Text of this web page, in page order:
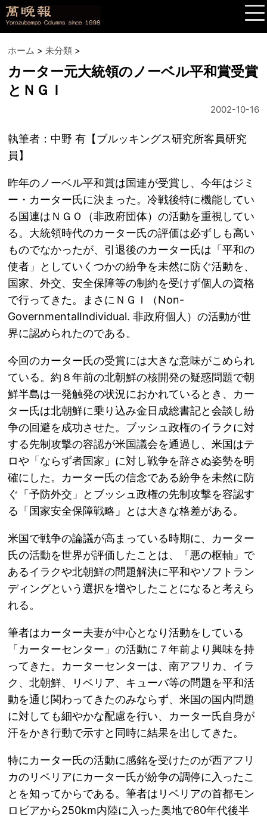
ホーム > 未分類 >
カーター元大統領のノーベル平和賞受賞
とＮＧＩ
2002-10-16
執筆者：中野 有【ブルッキングス研究所客員研究
員】
昨年のノーベル平和賞は国連が受賞し、今年はジミ
ー・カーター氏に決まった。冷戦後特に機能してい
る国連はＮＧＯ（非政府団体）の活動を重視してい
る。大統領時代のカーター氏の評価は必ずしも高い
ものでなかったが、引退後のカーター氏は「平和の
使者」としていくつかの紛争を未然に防ぐ活動を、
国家、外交、安全保障等の制約を受けず個人の資格
で行ってきた。まさにＮＧＩ（Non-
GovernmentalIndividual. 非政府個人）の活動が世
界に認められたのである。
今回のカーター氏の受賞には大きな意味がこめられ
ている。約８年前の北朝鮮の核開発の疑惑問題で朝
鮮半島は一発触発の状況におかれているとき、カー
ター氏は北朝鮮に乗り込み金日成総書記と会談し紛
争の回避を成功させた。ブッシュ政権のイラクに対
する先制攻撃の容認が米国議会を通過し、米国はテ
ロや「ならず者国家」に対し戦争を辞さぬ姿勢を明
確にした。カーター氏の信念である紛争を未然に防
ぐ「予防外交」とブッシュ政権の先制攻撃を容認す
る「国家安全保障戦略」とは大きな格差がある。
米国で戦争の論議が高まっている時期に、カーター
氏の活動を世界が評価したことは、「悪の枢軸」で
あるイラクや北朝鮮の問題解決に平和やソフトラン
ディングという選択を増やしたことになると考えら
れる。
筆者はカーター夫妻が中心となり活動をしている
「カーターセンター」の活動に７年前より興味を持
ってきた。カーターセンターは、南アフリカ、イラ
ク、北朝鮮、リベリア、キューバ等の問題を平和活
動を通じ関わってきたのみならず、米国の国内問題
に対しても細やかな配慮を行い、カーター氏自身が
汗をかき行動で示すと同時に結果を出してきた。
特にカーター氏の活動に感銘を受けたのが西アフリ
カのリベリアにカーター氏が紛争の調停に入ったこ
とを知ってからである。筆者はリベリアの首都モン
ロビアから250km内陸に入った奥地で80年代後半